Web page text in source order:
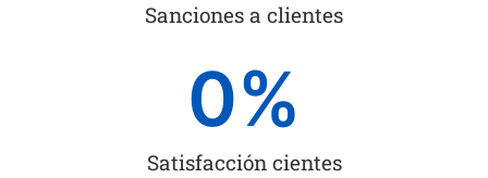
Sanciones a clientes
Satisfacción cientes
0%